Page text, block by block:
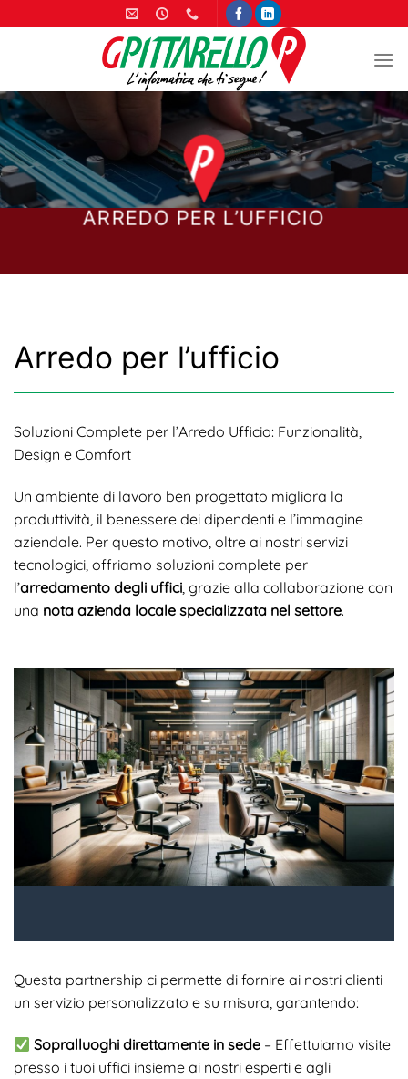
ai
ARREDO PER L’UFFICIO
Arredo per l’ufficio
Soluzioni Complete per l’Arredo Ufficio: Funzionalità,
Design e Comfort
Un ambiente di lavoro ben progettato migliora la
produttività, il benessere dei dipendenti e l’immagine
aziendale. Per questo motivo, oltre ai nostri servizi
tecnologici, offriamo soluzioni complete per
l’arredamento degli uffici , grazie alla collaborazione con
una nota azienda locale specializzata nel settore.
Questa partnership ci permette di fornire ai nostri clienti
un servizio personalizzato e su misura, garantendo:
Sopralluoghi direttamente in sede – Effettuiamo visite
presso i tuoi uffici insieme ai nostri esperti e agli